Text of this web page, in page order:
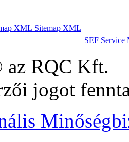
Sitemap XML
SEF Service
az RQC Kft.
jogot